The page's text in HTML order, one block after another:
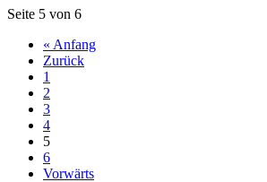
Seite 5 von 6
« Anfang
Zurück
1
2
3
4
5
6
Vorwärts